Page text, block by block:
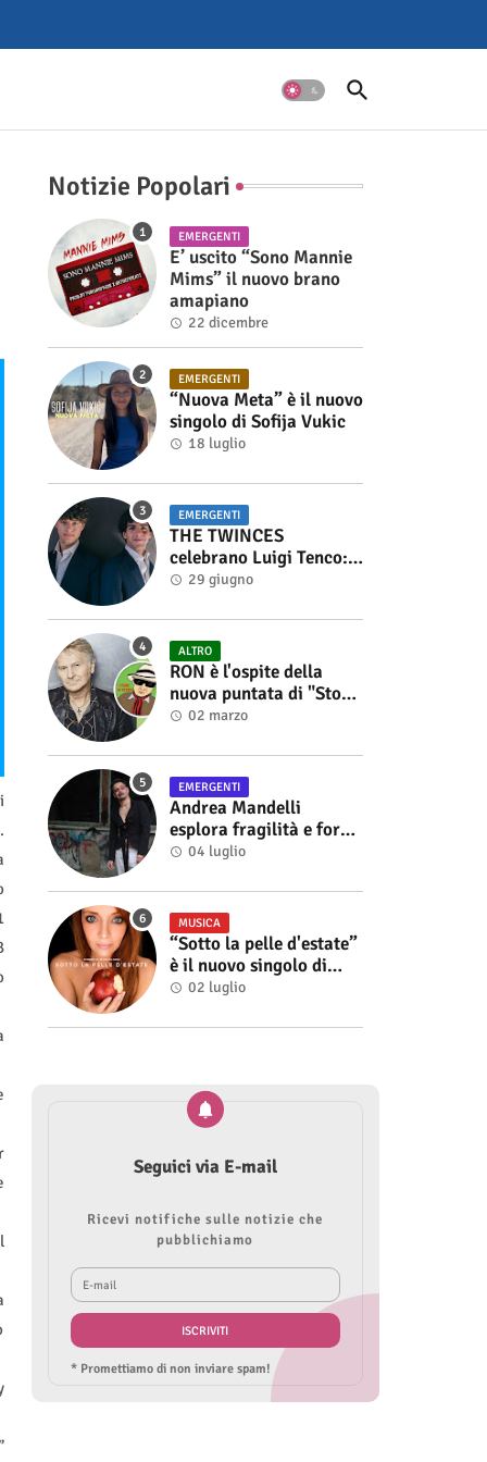
Notizie Popolari
EMERGENTI
E’ uscito “Sono Mannie
Mims” il nuovo brano
amapiano
22 dicembre
EMERGENTI
“Nuova Meta” è il nuovo
singolo di Sofija Vukic
18 luglio
EMERGENTI
THE TWINCES
celebrano Luigi Tenco:
fuori singolo e video di
29 giugno
ALTRO
RON è l'ospite della
nuova puntata di "Storie
di Musica", in onda sul
Alberto Salerno
02 marzo
EMERGENTI
Andrea Mandelli
esplora fragilità e forza
nel videoclip di “Sofia”
04 luglio
MUSICA
“Sotto la pelle d'estate”
è il nuovo singolo di
Roberta Modìgliani
02 luglio
Seguici via E-mail
Ricevi notifiche sulle notizie che
pubblichiamo
* Promettiamo di non inviare spam!